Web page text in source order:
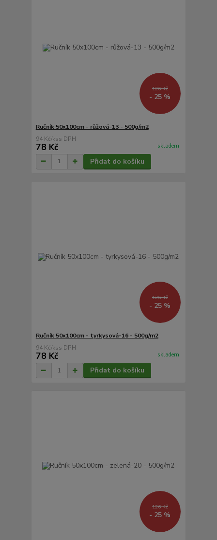
126 Kč
- 25 %
Ručník 50x100cm - růžová-13 - 500g/m2
94 Kč/ks
78 Kč skladem
Přidat do košíku
126 Kč
- 25 %
Ručník 50x100cm - tyrkysová-16 - 500g/m2
94 Kč/ks
78 Kč skladem
Přidat do košíku
126 Kč
- 25 %